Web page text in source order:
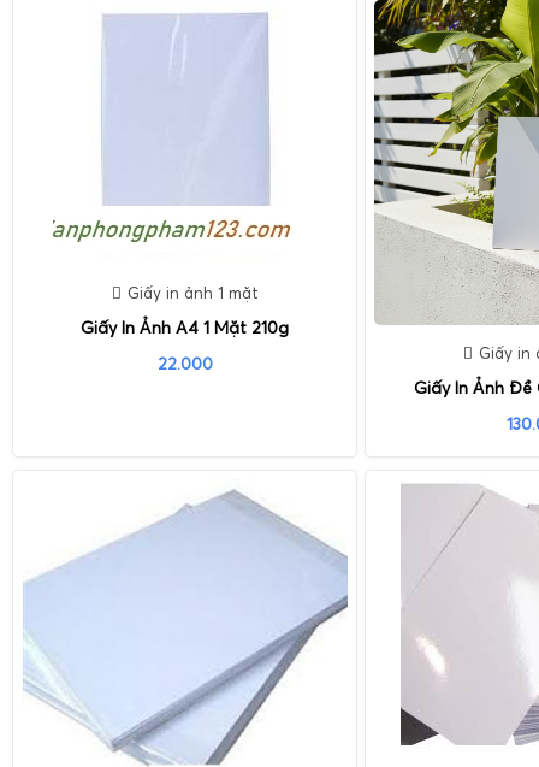
Giấy in ảnh 1 mặt
Giấy In Ảnh A4 1 Mặt 210g
22.000
Giấy in
Giấy In Ảnh Đề